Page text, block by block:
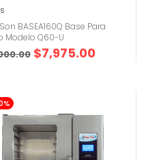
BASEA160Q Base Para
Modelo Q60-U
$7,975.00